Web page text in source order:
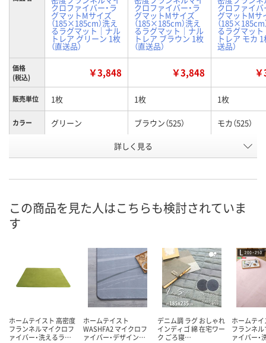
クロファイバー・ラ
グマットMサイズ
（185×185cm）洗え
るラグマット｜ナル
トレア グリーン 1枚
（直送品）
クロファイバー・ラ
グマットMサイズ
（185×185cm）洗え
るラグマット｜ナル
トレア ブラウン 1枚
（直送品）
クロファイバ
グマットMサ
（185×185cm
るラグマッ
トレア モカ 1
送品）
価格
(税込)
￥3,848 ￥3,848
販売単位 1枚 1枚 1枚
カラー グリーン ブラウン（525） モカ（525）
P124132 P124134
カゴへ
販売停止中です
販売停止中で
詳しく見る
この商品を見た人はこちらも検討されていま
す
ホームテイスト 高密度
フランネルマイクロフ
ァイバー・洗えるラ…
ホームテイスト
WASHFA2 マイクロフ
ァイバー・デザイン…
デニム調 ラグ おしゃれ
インディゴ 綿 在宅ワー
ク ごろ寝…
ホームテ
フランネ
ァイバー